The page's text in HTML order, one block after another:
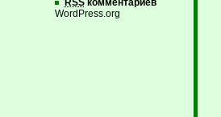
RSSкомментариев
WordPress.org